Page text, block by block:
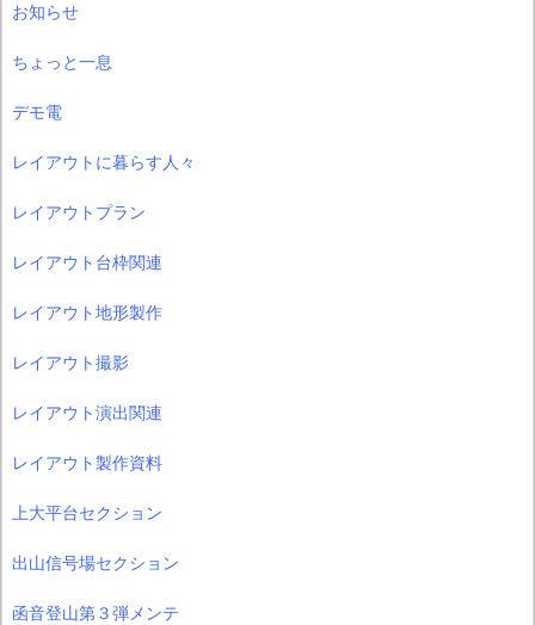
お知らせ
ちょっと一息
デモ電
レイアウトに暮らす人々
レイアウトプラン
レイアウト台枠関連
レイアウト地形製作
レイアウト撮影
レイアウト演出関連
レイアウト製作資料
上大平台セクション
出山信号場セクション
函音登山第３弾メンテ